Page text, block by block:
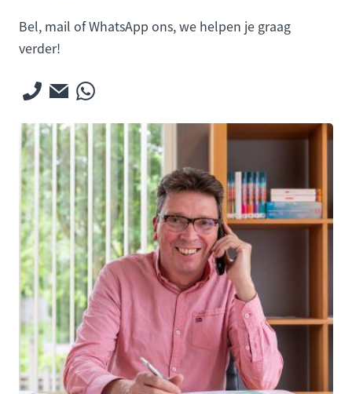
Bel, mail of WhatsApp ons, we helpen je graag
verder!